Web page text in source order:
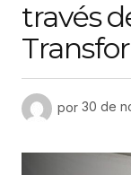
través
por 30 de